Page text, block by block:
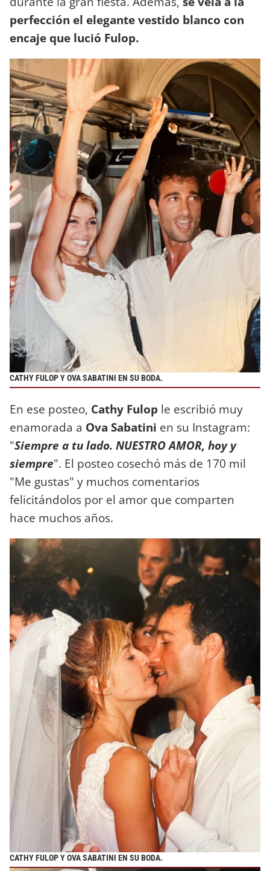
perfección el elegante vestido blanco con
encaje que lució Fulop.
CATHY FULOP Y OVA SABATINI EN SU BODA.
En ese posteo, Cathy Fulop le escribió muy
enamorada a Ova Sabatini en su Instagram:
"Siempre a tu lado. NUESTRO AMOR, hoy y
siempre". El posteo cosechó más de 170 mil
"Me gustas" y muchos comentarios
felicitándolos por el amor que comparten
hace muchos años.
CATHY FULOP Y OVA SABATINI EN SU BODA.